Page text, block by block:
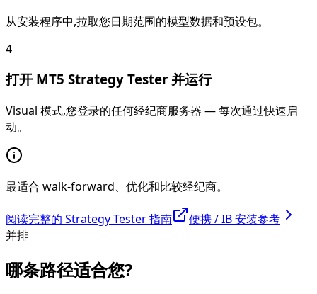
从安装程序中,拉取您日期范围的模型数据和预设包。
4
打开 MT5 Strategy Tester 并运行
Visual 模式,您登录的任何经纪商服务器 — 每次通过快速启
动。
最适合 walk-forward、优化和比较经纪商。
阅读完整的 Strategy Tester 指南
便携 / IB 安装参考
并排
哪条路径适合您?